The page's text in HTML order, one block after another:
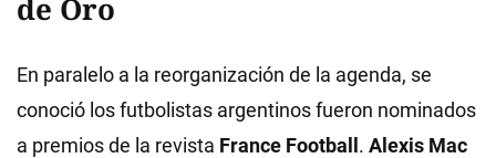
de Oro
En paralelo a la reorganización de la agenda, se
conoció los futbolistas argentinos fueron nominados
a premios de la revista France Football . Alexis Mac